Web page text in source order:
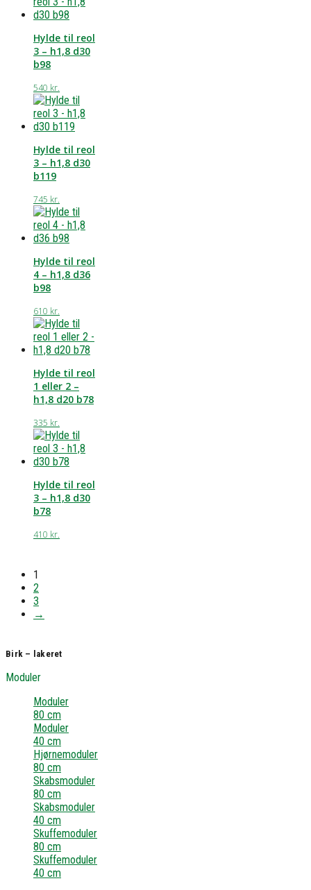
Hylde til reol
3 – h1,8 d30
b98
540 kr.
Hylde til reol
3 – h1,8 d30
b119
745 kr.
Hylde til reol
4 – h1,8 d36
b98
610 kr.
Hylde til reol
1 eller 2 –
h1,8 d20 b78
335 kr.
Hylde til reol
3 – h1,8 d30
b78
410 kr.
1
2
3
→
Birk – lakeret
Moduler
Moduler
80 cm
Moduler
40 cm
Hjørnemoduler
80 cm
Skabsmoduler
80 cm
Skabsmoduler
40 cm
Skuffemoduler
80 cm
Skuffemoduler
40 cm